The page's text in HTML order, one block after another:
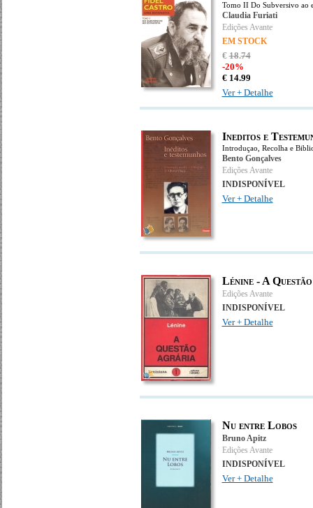
Tomo II Do Subversivo ao
Claudia Furiati
Edições Avante
EM STOCK
€18.74
-20%
€ 14.99
Ver + Detalhe
Ineditos e
Introduçao, Recolha e
Bento Gonçalves
Edições Avante
INDISPONÍVEL
Ver + Detalhe
Lénine - A
Edições Avante
INDISPONÍVEL
Ver + Detalhe
Nu entre Lobos
Bruno Apitz
Edições Avante
INDISPONÍVEL
Ver + Detalhe